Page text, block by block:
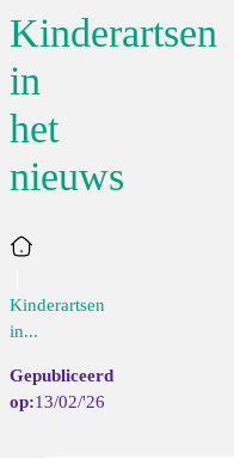
Kinderartsen
in
het
nieuws
Home
Kinderartsen
in...
13/02/'26